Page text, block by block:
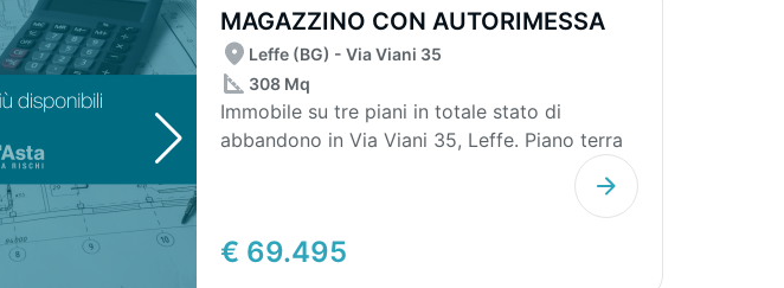
MAGAZZINO CON AUTORIMESSA
321MQ
€ 69.495
Leffe (BG) - Via Viani 35
308 Mq
Immobile su tre piani in totale stato di
abbandono in Via Viani 35, Leffe. Piano terra